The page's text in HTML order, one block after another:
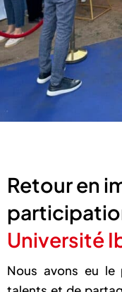
Retour en
Université
Nous avons eu le